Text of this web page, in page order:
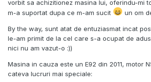
vorbit sa achizitionez masina lui, oferindu-mi
m-a suportat dupa ce m-am sucit
un om
By the way, sunt atat de entuziasmat incat
le-am primit de la cel care s-a ocupat de
nici nu am vazut-o :))
Masina in cauza este un E92 din 2011, motor
cateva lucruri mai speciale: